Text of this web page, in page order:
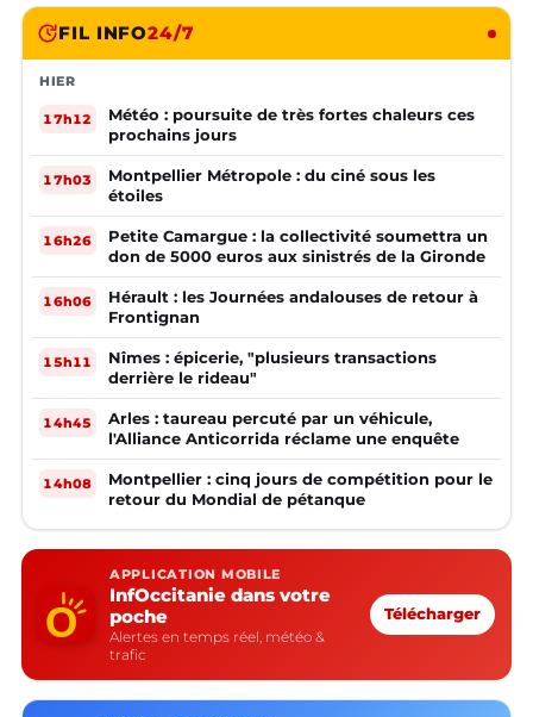
FIL INFO24/7
HIER
17h12
Météo : poursuite de très fortes chaleurs ces
prochains jours
17h03
Montpellier Métropole : du ciné sous les
étoiles
16h26
Petite Camargue : la collectivité soumettra un
don de 5000 euros aux sinistrés de la Gironde
16h06
Hérault : les Journées andalouses de retour à
Frontignan
15h11
Nîmes : épicerie, "plusieurs transactions
derrière le rideau"
14h45
Arles : taureau percuté par un véhicule,
l'Alliance Anticorrida réclame une enquête
14h08
Montpellier : cinq jours de compétition pour le
retour du Mondial de pétanque
APPLICATION MOBILE
InfOccitanie dans votre
poche
Alertes en temps réel, météo &
trafic
Télécharger